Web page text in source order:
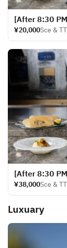
[After 8:30
¥20,000Sce &
[After 8:30
¥38,000Sce &
Luxuary